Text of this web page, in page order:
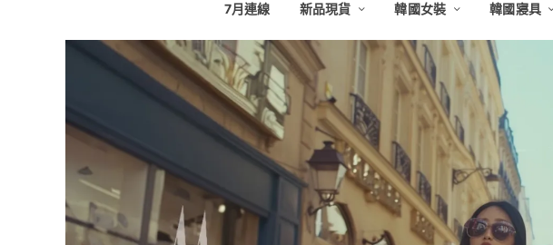
7月連線 新品現貨 韓國女裝 韓國寢具